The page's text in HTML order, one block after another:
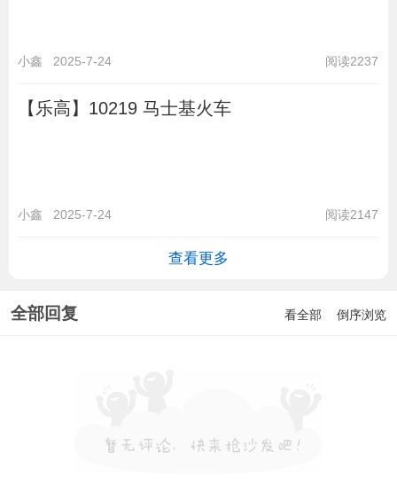
小鑫 2025-7-24 阅读2237
【乐高】10219 马士基火车
小鑫 2025-7-24 阅读2147
查看更多
全部回复 看全部 倒序浏览